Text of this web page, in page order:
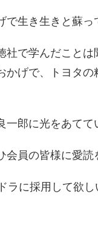
生き生きと蘇っ
社で学んだこと
かげで、トヨタ
一郎に光をあてて
員の皆様に愛読
ラに採用して欲し